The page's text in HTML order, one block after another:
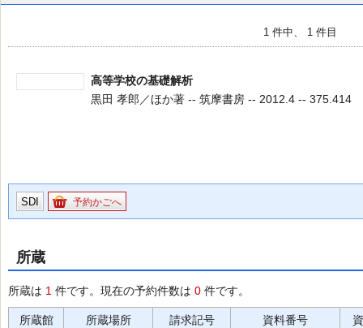
1 件中、 1 件目
高等学校の基礎解析
黒田 孝郎／ほか著 -- 筑摩書房 -- 2012.4 -- 375.414
SDI 予約かごへ
所蔵
所蔵は 1 件です。現在の予約件数は 0 件です。
所蔵館 所蔵場所 請求記号 資料番号